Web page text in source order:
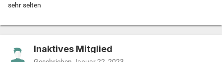
sehr selten
Inaktives Mitglied